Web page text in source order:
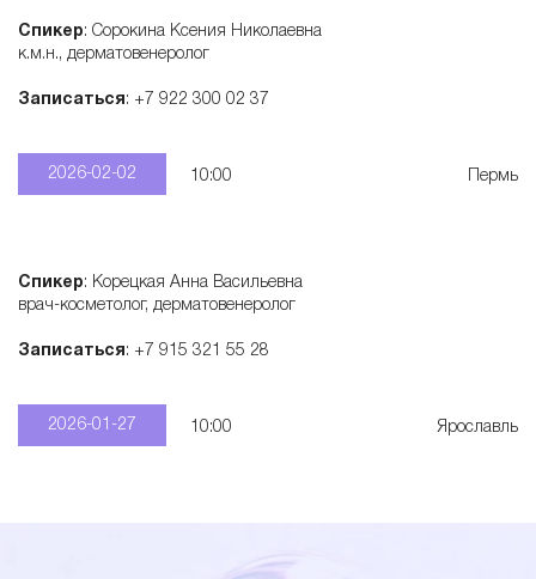
Спикер: Сорокина Ксения Николаевна
к.м.н., дерматовенеролог
Записаться: +7 922 300 02 37
2026-02-02 10:00 Пермь
Спикер: Корецкая Анна Васильевна
врач-косметолог, дерматовенеролог
Записаться: +7 915 321 55 28
2026-01-27 10:00 Ярославль